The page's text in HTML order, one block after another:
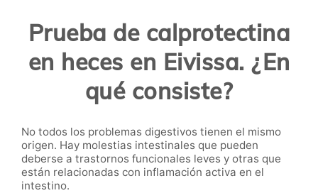
Prueba de calprotectina
en heces en Eivissa. ¿En
qué consiste?
No todos los problemas digestivos tienen el mismo
origen. Hay molestias intestinales que pueden
deberse a trastornos funcionales leves y otras que
están relacionadas con inflamación activa en el
intestino.